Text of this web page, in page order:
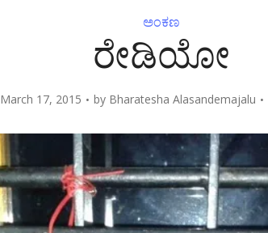
ಅಂಕಣ
ರೇಡಿಯೋ
March 17, 2015 by Bharatesha Alasandemajalu